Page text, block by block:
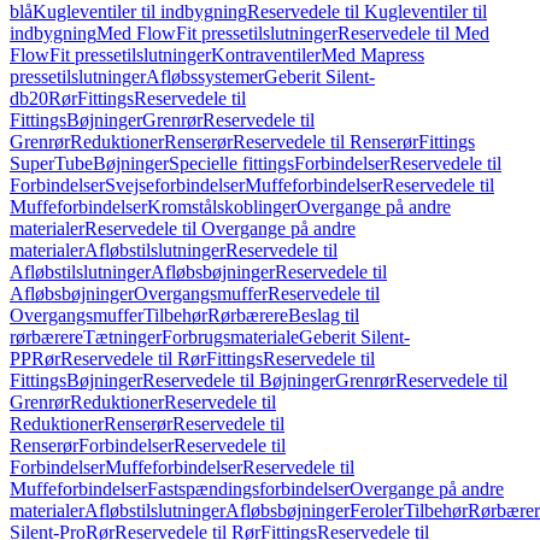
blåKugleventiler til indbygningReservedele til Kugleventiler til
indbygningMed FlowFit pressetilslutningerReservedele til Med
FlowFit pressetilslutningerKontraventilerMed Mapress
pressetilslutningerAfløbssystemerGeberit Silent-
db20RørFittingsReservedele til
FittingsBøjningerGrenrørReservedele til
GrenrørReduktionerRenserørReservedele til RenserørFittings
SuperTubeBøjningerSpecielle fittingsForbindelserReservedele til
ForbindelserSvejseforbindelserMuffeforbindelserReservedele til
MuffeforbindelserKromstålskoblingerOvergange på andre
materialerReservedele til Overgange på andre
materialerAfløbstilslutningerReservedele til
AfløbstilslutningerAfløbsbøjningerReservedele til
AfløbsbøjningerOvergangsmufferReservedele til
OvergangsmufferTilbehørRørbærereBeslag til
rørbærereTætningerForbrugsmaterialeGeberit Silent-
PPRørReservedele til RørFittingsReservedele til
FittingsBøjningerReservedele til BøjningerGrenrørReservedele til
GrenrørReduktionerReservedele til
ReduktionerRenserørReservedele til
RenserørForbindelserReservedele til
ForbindelserMuffeforbindelserReservedele til
MuffeforbindelserFastspændingsforbindelserOvergange på andre
materialerAfløbstilslutningerAfløbsbøjningerFerolerTilbehør
Silent-ProRørReservedele til RørFittingsReservedele til